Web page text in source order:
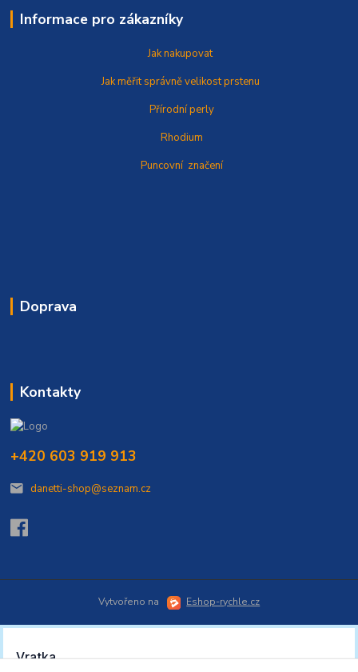
Informace pro zákazníky
Jak nakupovat
Jak měřit správněvelikost prstenu
Přírodní perly
Rhodium
Puncovní značení
Doprava
Kontakty
+420 603 919 913
danetti-shop@seznam.cz
Vytvořeno na Eshop-rychle.cz